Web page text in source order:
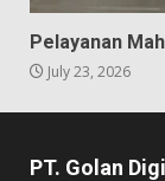
Pelayanan
July 23, 2026
PT. Golan